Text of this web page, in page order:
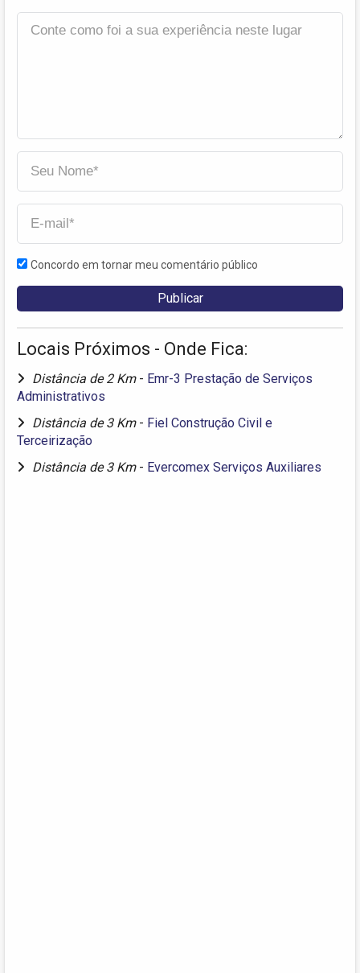
Concordo em tornar meu comentário público
Locais Próximos - Onde Fica:
Distância de 2 Km - Emr-3 Prestação de Serviços
Administrativos
Distância de 3 Km - Fiel Construção Civil e
Terceirização
Distância de 3 Km - Evercomex Serviços Auxiliares